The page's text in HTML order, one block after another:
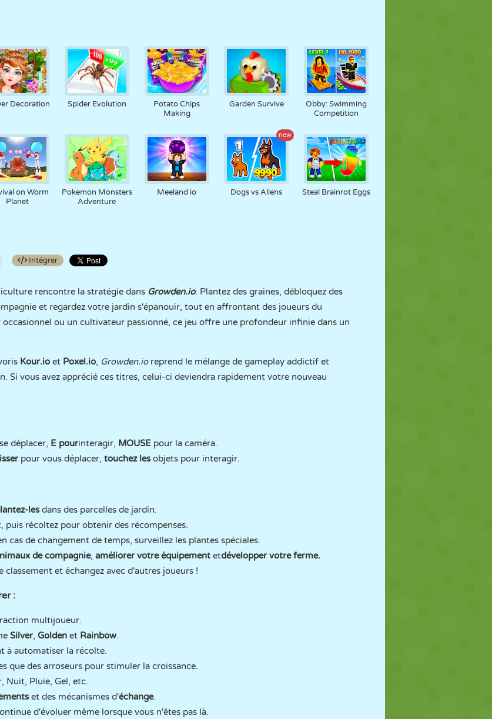
Decoration Spider Evolution
Potato Chips
Making
Garden Survive
Obby: Swimming
Competition
on Worm
Planet
Pokemon Monsters
Adventure
Meeland io
new
Dogs vs Aliens Steal Brainrot Eggs
Intégrer
rencontre la stratégie dans Growden.io. Plantez des graines, débloquez des
et regardez votre jardin s'épanouir, tout en affrontant des joueurs du
ou un cultivateur passionné, ce jeu offre une profondeur infinie dans un
Kour.io et Poxel.io, Growden.ioreprend le mélange de gameplay addictif et
Si vous avez apprécié ces titres, celui-ci deviendra rapidement votre nouveau
déplacer, E pourinteragir, MOUSE pour la caméra.
pour vous déplacer, touchez lesobjets pour interagir.
lesdans des parcelles de jardin.
puis récoltez pour obtenir des récompenses.
cas de changement de temps, surveillez les plantes spéciales.
de compagnie, améliorer votre équipement etdévelopper votre ferme.
classement et échangez avec d'autres joueurs !
:
multijoueur.
Silver, Golden et Rainbow.
à automatiser la récolte.
que des arroseurs pour stimuler la croissance.
Nuit, Pluie, Gel, etc.
et des mécanismes d'échange.
d'évoluer même lorsque vous n'êtes pas là.